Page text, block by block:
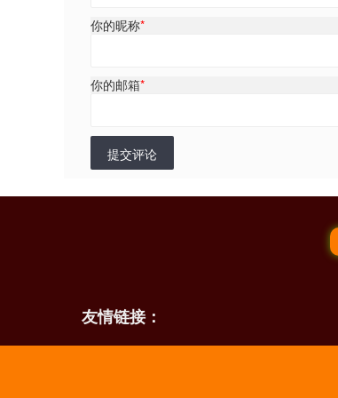
你的昵称*
你的邮箱*
提交评论
友情链接：